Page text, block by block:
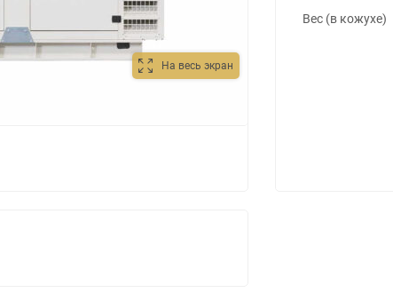
На весь экран
Вес (в кожухе)